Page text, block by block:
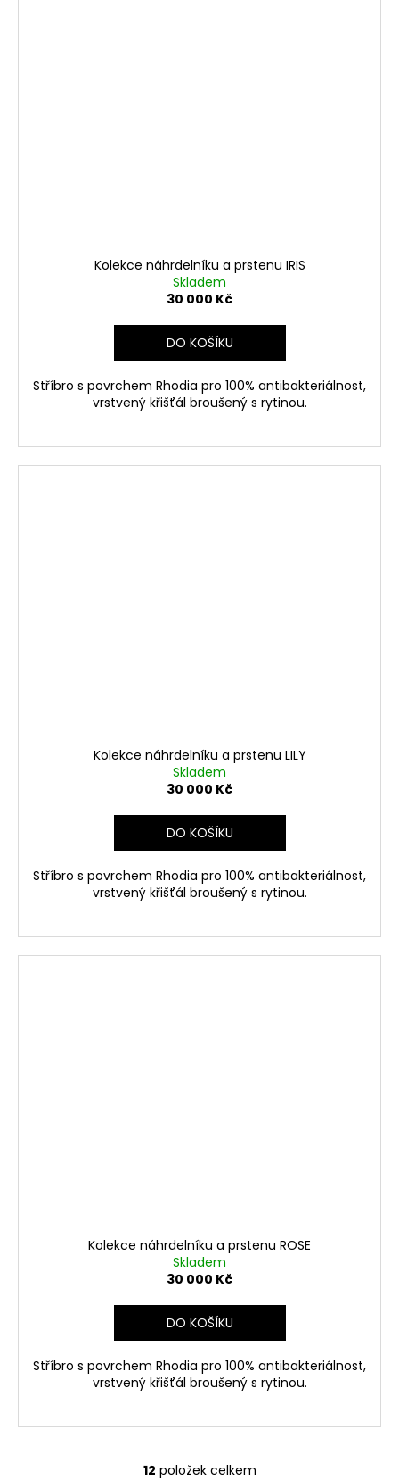
Kolekce náhrdelníku a prstenu IRIS
Skladem
30 000 Kč
DO KOŠÍKU
Stříbro s povrchem Rhodia pro 100% antibakteriálnost,
vrstvený křišťál broušený s rytinou.
Kolekce náhrdelníku a prstenu LILY
Skladem
30 000 Kč
DO KOŠÍKU
Stříbro s povrchem Rhodia pro 100% antibakteriálnost,
vrstvený křišťál broušený s rytinou.
Kolekce náhrdelníku a prstenu ROSE
Skladem
30 000 Kč
DO KOŠÍKU
Stříbro s povrchem Rhodia pro 100% antibakteriálnost,
vrstvený křišťál broušený s rytinou.
12 položek celkem